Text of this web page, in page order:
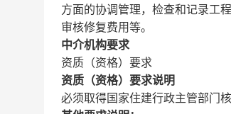
方面的协调管理，检查和记录工
审核修复费用等。
中介机构要求
资质（资格）要求
资质（资格）要求说明
必须取得国家住建行政主管部门